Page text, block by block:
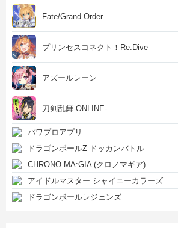
Fate/Grand Order
プリンセスコネクト！Re:Dive
アズールレーン
刀剣乱舞-ONLINE-
パワプロアプリ
ドラゴンボールZ ドッカンバトル
CHRONO MA:GIA (クロノマギア)
アイドルマスター シャイニーカラーズ
ドラゴンボールレジェンズ